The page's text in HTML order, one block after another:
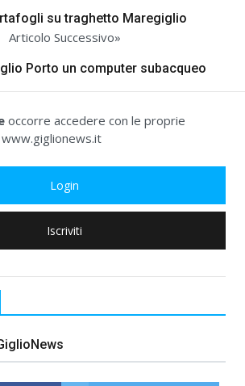
su traghetto Maregiglio
Articolo Successivo»
Porto un computer subacqueo
occorre accedere con le proprie
Login
Iscriviti